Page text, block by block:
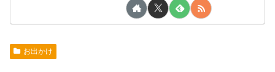
お出かけ